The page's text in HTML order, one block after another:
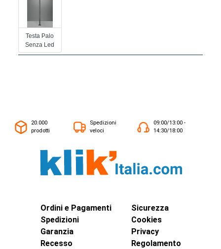
Testa Palo
Senza Led
20.000
prodotti
Spedizioni
veloci
09:00/13:00 -
14:30/18:00
Ordini e Pagamenti
Spedizioni
Garanzia
Recesso
Sicurezza
Cookies
Privacy
Regolamento